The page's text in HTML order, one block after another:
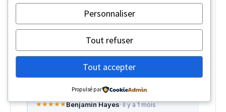
Préparation TOEIC spécifique contestée par
★★★★★Benjamin Hayes· il y a 1 mois
Personnaliser
Tout refuser
Tout accepter
Propulsé par